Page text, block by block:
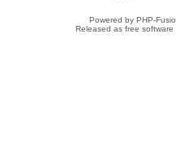
Powered by PHP-
Released as free